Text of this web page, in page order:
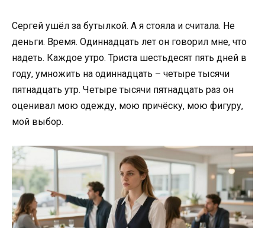
Сергей ушёл за бутылкой. А я стояла и считала. Не
деньги. Время. Одиннадцать лет он говорил мне, что
надеть. Каждое утро. Триста шестьдесят пять дней в
году, умножить на одиннадцать – четыре тысячи
пятнадцать утр. Четыре тысячи пятнадцать раз он
оценивал мою одежду, мою причёску, мою фигуру,
мой выбор.